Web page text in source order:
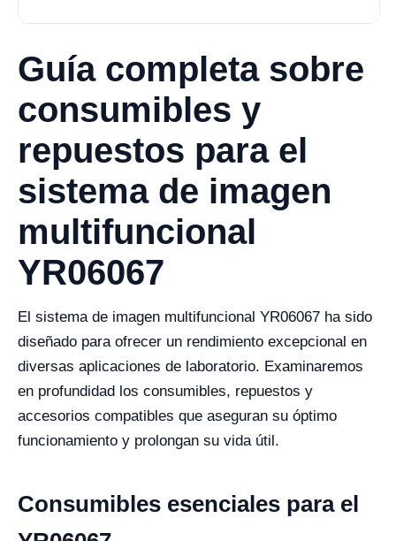
Guía completa sobre
consumibles y
repuestos para el
sistema de imagen
multifuncional
YR06067
El sistema de imagen multifuncional YR06067 ha sido
diseñado para ofrecer un rendimiento excepcional en
diversas aplicaciones de laboratorio. Examinaremos
en profundidad los consumibles, repuestos y
accesorios compatibles que aseguran su óptimo
funcionamiento y prolongan su vida útil.
Consumibles esenciales para el